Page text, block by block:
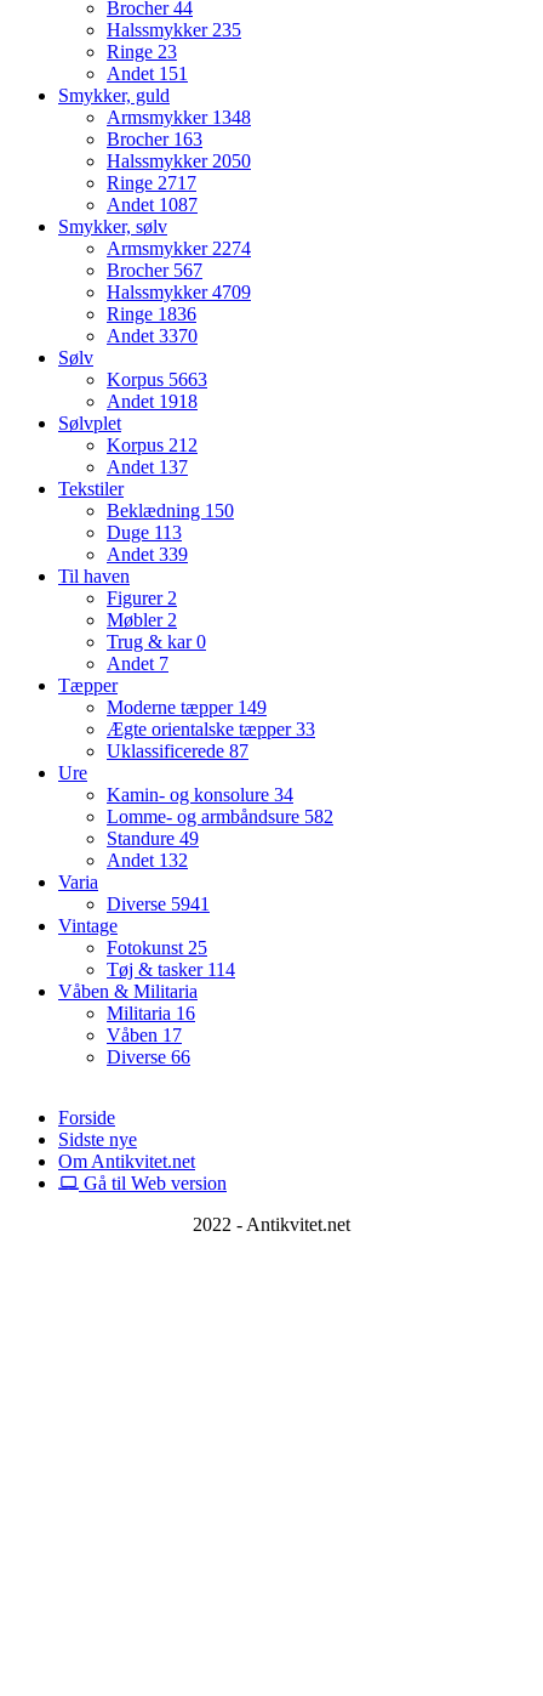
Brocher44
Halssmykker235
Ringe 23
Andet 151
Smykker, guld
Armsmykker 1348
Brocher 163
Halssmykker2050
Ringe 2717
Andet 1087
Smykker, sølv
Armsmykker2274
Brocher 567
Halssmykker4709
Ringe 1836
Andet3370
Sølv
Korpus 5663
Andet 1918
Sølvplet
Korpus 212
Andet 137
Tekstiler
Beklædning 150
Duge 113
Andet339
Til haven
Figurer2
Møbler2
Trug & kar0
Andet 7
Tæpper
Moderne tæpper 149
Ægte orientalske tæpper33
Uklassificerede 87
Ure
Kamin- og konsolure 34
Lomme- og armbåndsure 582
Standure 49
Andet 132
Varia
Diverse 5941
Vintage
Fotokunst25
Tøj & tasker 114
Våben & Militaria
Militaria 16
Våben 17
Diverse 66
Forside
Sidste nye
Om Antikvitet.net
Gå til Web version
2022 - Antikvitet.net